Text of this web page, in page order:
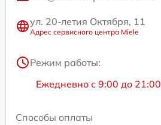
ул. 20-летия Октября, 11
Адрес сервисного центра Miele
Режим работы:
Ежедневно с 9:00 до 21:00
Способы оплаты